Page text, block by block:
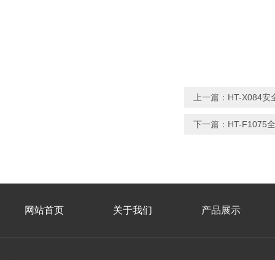
上一篇： HT-X084安
下一篇： HT-F1075
网站首页 关于我们 产品展示